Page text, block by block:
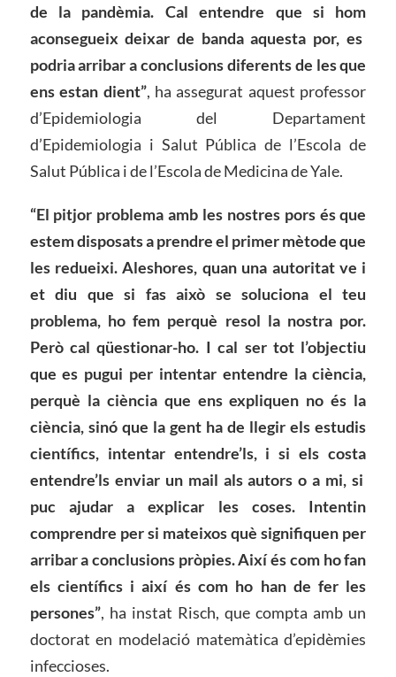
de la pandèmia. Cal entendre que si hom
aconsegueix deixar de banda aquesta por, es
podria arribar a conclusions diferents de les que
ens estan dient”, ha assegurat aquest professor
d’Epidemiologia del Departament
d’Epidemiologia i Salut Pública de l’Escola de
Salut Pública i de l’Escola de Medicina de Yale.
“El pitjor problema amb les nostres pors és que
estem disposats a prendre el primer mètode que
les redueixi. Aleshores, quan una autoritat ve i
et diu que si fasaixò se soluciona el teu
problema, ho fem perquè resol la nostra por.
Però cal qüestionar-ho. I cal ser tot l’objectiu
que es pugui per intentar entendre la ciència,
perquè la ciència que ensexpliquen no és la
ciència, sinó que la gent ha de llegir els estudis
científics,intentar entendre’ls,i siels costa
entendre’ls enviar un mail als autors o a mi, si
puc ajudar a explicar les coses. Intentin
comprendre per si mateixos què signifiquen per
arribar a conclusions pròpies. Així és com ho fan
els científics i així és com ho han de fer les
persones”, ha instat Risch, que compta amb un
doctorat en modelació matemàtica d’epidèmies
infeccioses.